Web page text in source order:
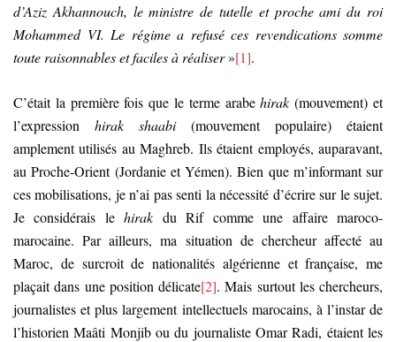
d’Aziz Akhannouch, le ministre de tutelle et proche ami du roi
Mohammed VI. Le régime a refusé ces revendications somme
toute raisonnables et faciles à réaliser»[1].
C’était la première fois que le terme arabehirak (mouvement) et
l’expression hirak shaabi(mouvement populaire) étaient
amplement utilisés au Maghreb. Ils étaient employés, auparavant,
au Proche-Orient (Jordanie et Yémen). Bien que m’informant sur
ces mobilisations, je n’ai pas senti la nécessité d’écrire sur le sujet.
Je considérais lehirak du Rif comme une affaire maroco-
marocaine. Par ailleurs, ma situation de chercheur affecté au
Maroc, de surcroit de nationalités algérienne et française, me
plaçait dans une position délicate[2]. Mais surtout les chercheurs,
journalistes et plus largement intellectuels marocains, à l’instar de
l’historien Maâti Monjib ou du journaliste Omar Radi, étaient les